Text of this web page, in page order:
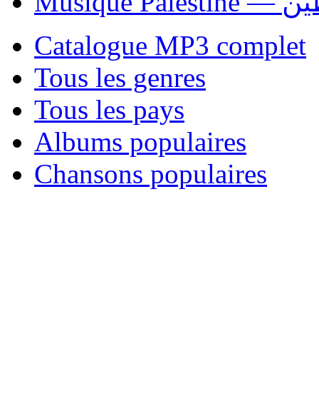
Catalogue MP3 complet
Tous les genres
Tous les pays
Albums populaires
Chansons populaires